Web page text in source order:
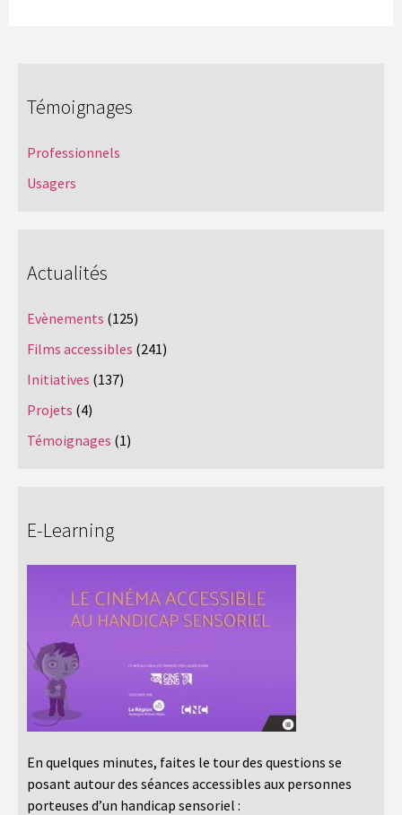
Témoignages
Professionnels
Usagers
Actualités
Evènements (125)
Films accessibles (241)
Initiatives (137)
Projets (4)
Témoignages (1)
E-Learning
En quelques minutes, faites le tour des questions se
posant autour des séances accessibles aux personnes
porteuses d’un handicap sensoriel :